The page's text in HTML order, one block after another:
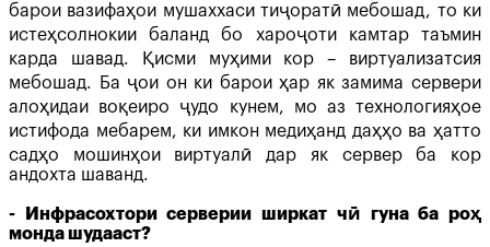
барои вазифаҳои мушаххаси тиҷоратӣ мебошад, то ки
истеҳсолнокии баланд бо хароҷоти камтар таъмин
карда шавад. Қисми муҳими кор – виртуализатсия
мебошад. Ба ҷои он ки барои ҳар як замима сервери
алоҳидаи воқеиро ҷудо кунем, мо аз технологияҳое
истифода мебарем, ки имкон медиҳанд даҳҳо ва ҳатто
садҳо мошинҳои виртуалӣ дар як сервер ба кор
андохта шаванд.
- Инфрасохтори серверии ширкат чӣ гуна ба роҳ
монда шудааст?